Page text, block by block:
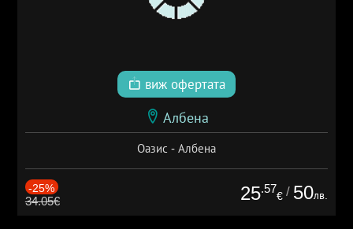
виж офертата
Албена
Оазис - Албена
-25%
34.05€ 25.57
€ / 50лв.